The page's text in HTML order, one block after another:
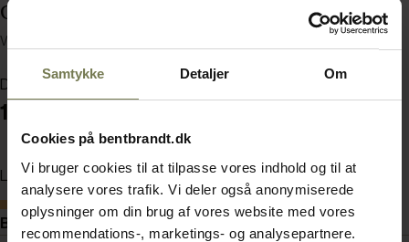
Samtykke Detaljer Om
Cookies på bentbrandt.dk
Vi bruger cookies til at tilpasse vores indhold og til at
analysere vores trafik. Vi deler også anonymiserede
oplysninger om din brug af vores website med vores
recommendations-, marketings- og analysepartnere.
Graef Mati 4 understel til transportbånd
Varenummer: 61121026
Din pris (ekskl. moms)
10.615,00 kr./stk.
Læg i kurv
Bestillingsvare
Beskrivelse